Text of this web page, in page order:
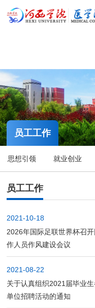
2026年国际足联世界
首
页
于
我
们
科
学
研
公
司
产
人
才
党
作
工
载
合
流
医
员工工作
思想引领 就业创业
员工工作
2021-10-18
2026年国际足联世界杯召
作人员作风建设会议
2021-08-22
关于认真组织2021届毕业
单位招聘活动的通知